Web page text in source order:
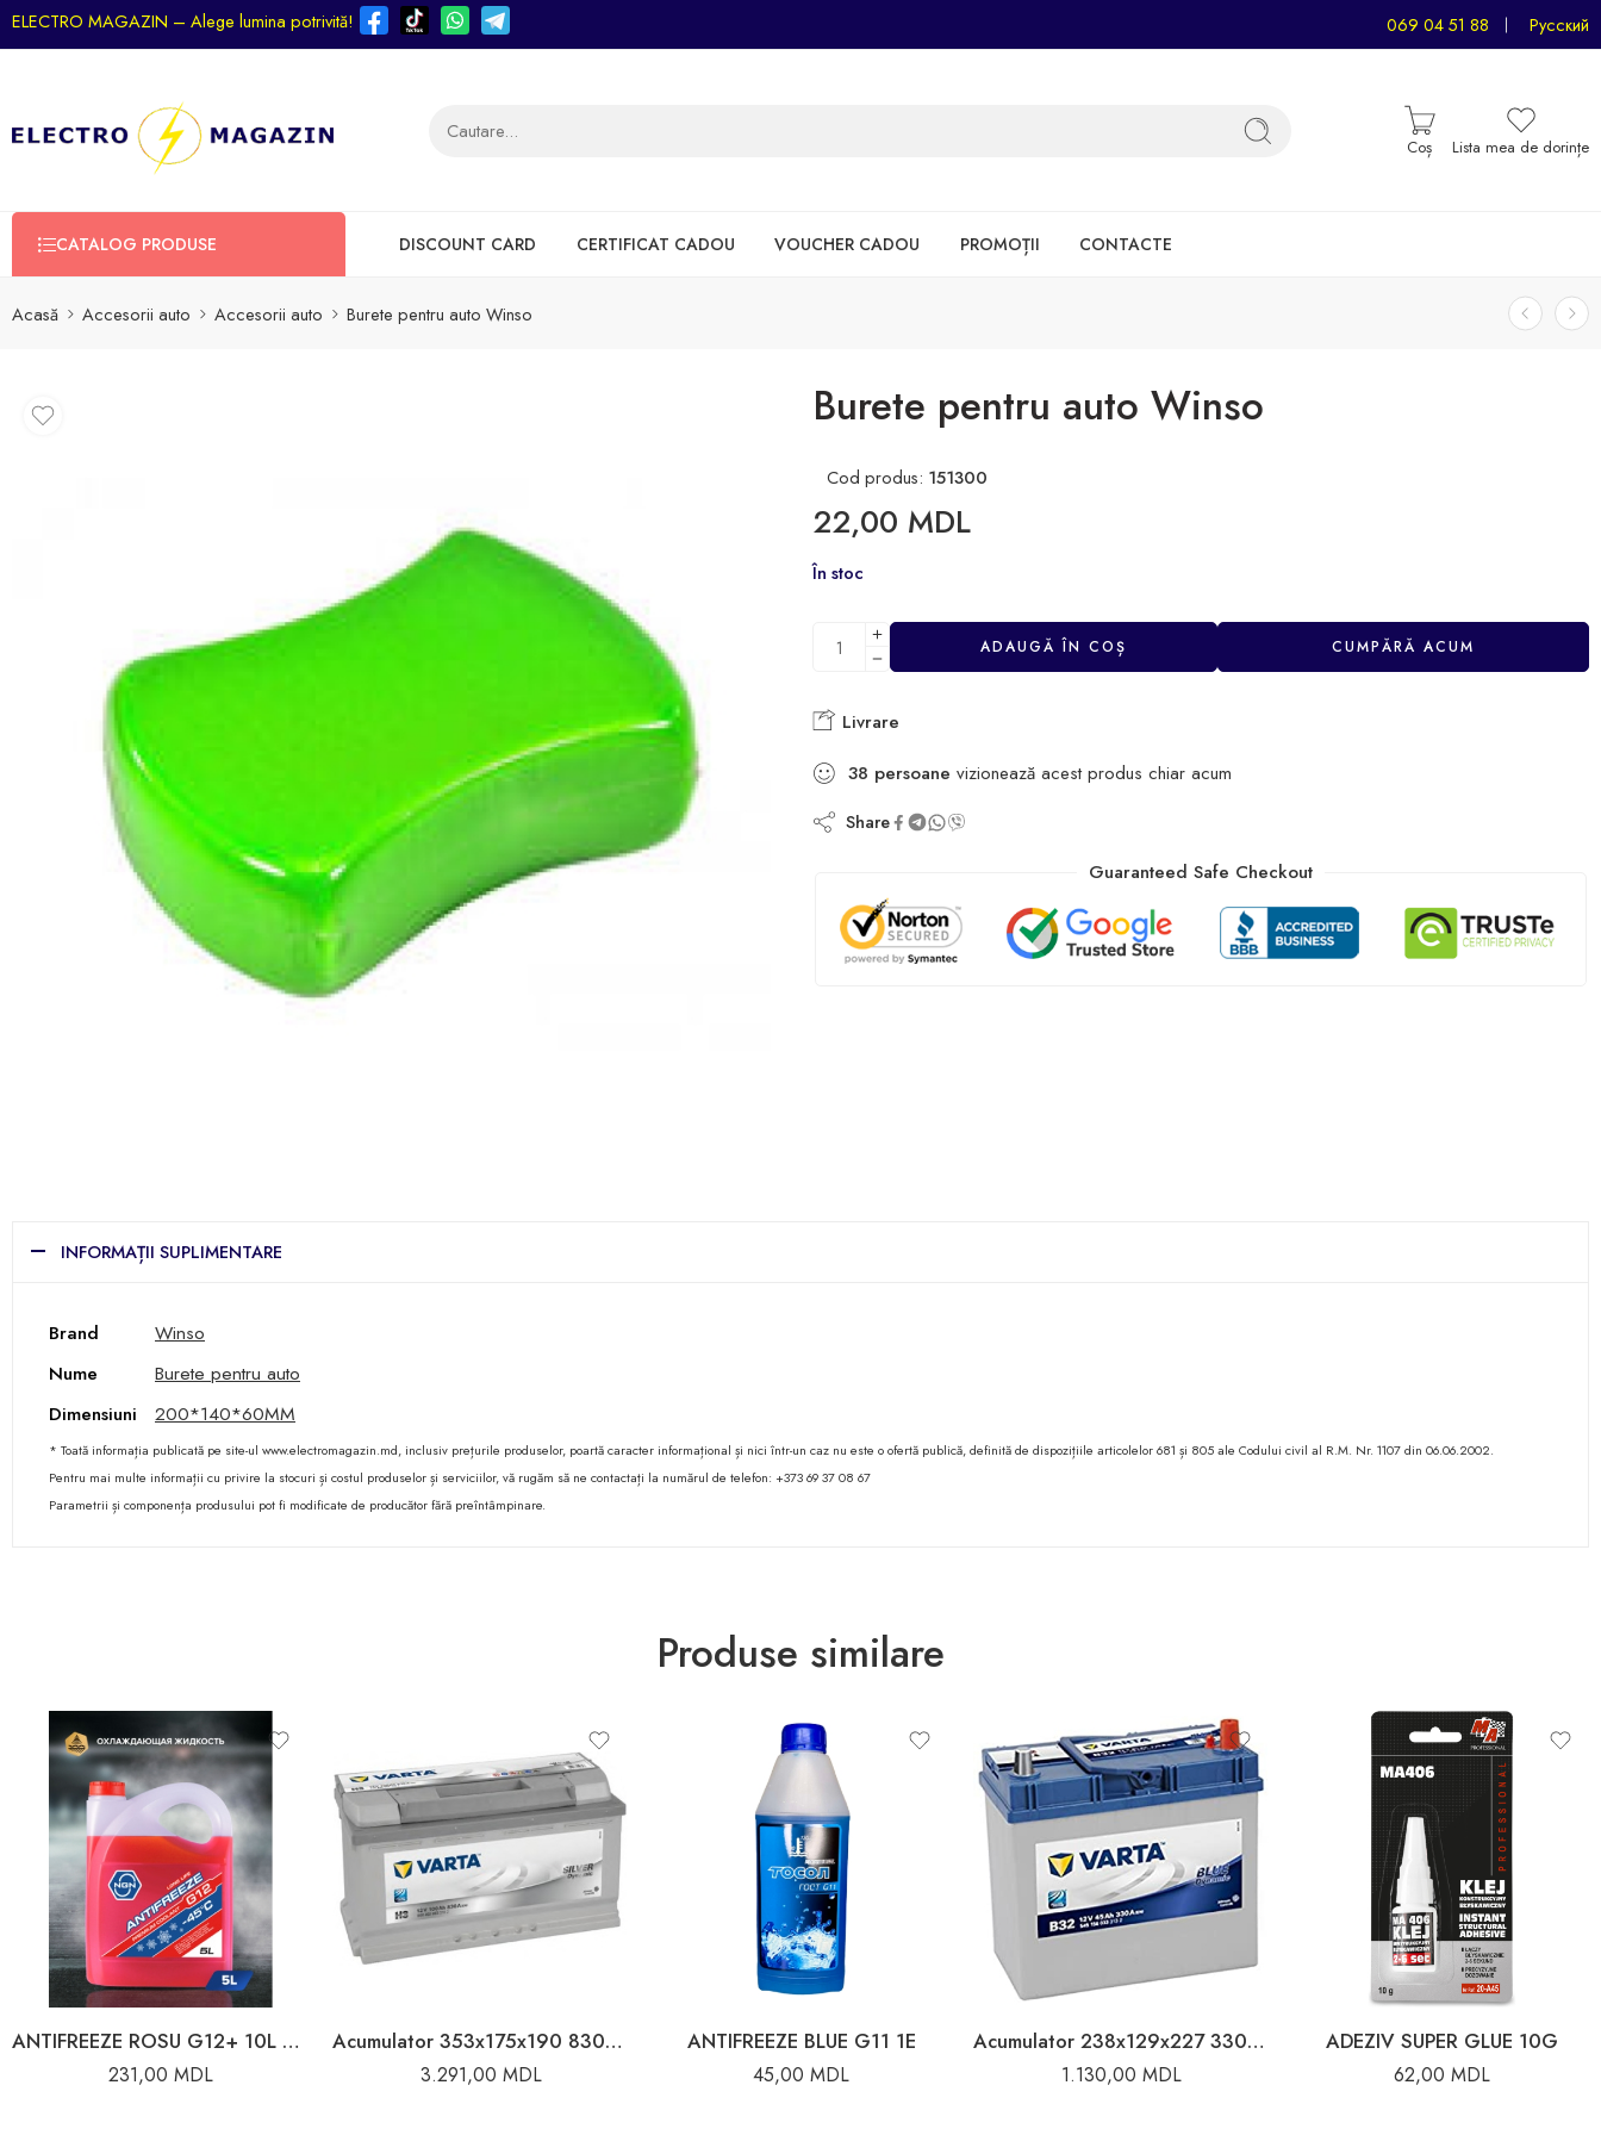
ELECTRO MAGAZIN – Alege lumina potrivită! 069 04 51 88 Русский
Coș Lista mea de dorințe
CATALOG PRODUSE DISCOUNT CARD CERTIFICAT CADOU VOUCHER CADOU PROMOȚII CONTACTE
Acasă Accesorii auto Accesorii auto Burete pentru auto Winso
Burete pentru auto Winso
Cod produs: 151300
22,00 MDL
În stoc
ADAUGĂ ÎN COȘ CUMPĂRĂ ACUM
Livrare
38 persoane vizionează acest produs chiar acum
Share
Guaranteed Safe Checkout
INFORMAȚII SUPLIMENTARE
Brand
Winso
Nume
Burete pentru auto
Dimensiuni
200*140*60MM
* Toată informația publicată pe site-ul www.electromagazin.md, inclusiv prețurile produselor, poartă caracter informațional și nici într-un caz nu este o ofertă publică, definită de dispozițiile articolelor 681 și 805 ale Codului civil al R.M. Nr. 1107 din 06.06.2002.
Pentru mai multe informații cu privire la stocuri și costul produselor și serviciilor, vă rugăm să ne contactați la numărul de telefon: +373 69 37 08 67
Parametrii și componența produsului pot fi modificate de producător fără preîntâmpinare.
Produse similare
ANTIFREEZE ROSU G12+ 10L WINSO
231,00 MDL
Acumulator 353x175x190 830A 100Ah Varta
3.291,00 MDL
ANTIFREEZE BLUE G11 1E
45,00 MDL
Acumulator 238x129x227 330A 45Ah Varta
1.130,00 MDL
ADEZIV SUPER GLUE 10G
62,00 MDL